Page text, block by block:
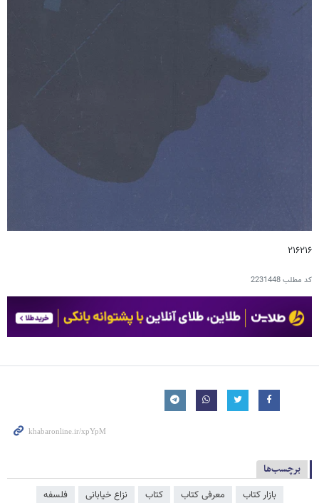
۲۱۶۲۱۶
کد مطلب2231448
برچسب‌ها
بازار کتاب معرفی کتاب کتاب نزاع خیابانی
فلسفه